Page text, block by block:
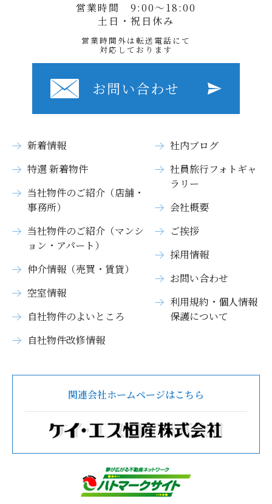
営業時間 9:00〜18:00
土日・祝日休み
営業時間外は転送電話にて
対応しております
お問い合わせ
新着情報
特選 新着物件
当社物件のご紹介（店舗・
事務所）
当社物件のご紹介（マンシ
ョン・アパート）
仲介情報（売買・賃貸）
空室情報
自社物件のよいところ
自社物件改修情報
社内ブログ
社員旅行フォトギャ
ラリー
会社概要
ご挨拶
採用情報
お問い合わせ
利用規約・個人情報
保護について
関連会社ホームページはこちら